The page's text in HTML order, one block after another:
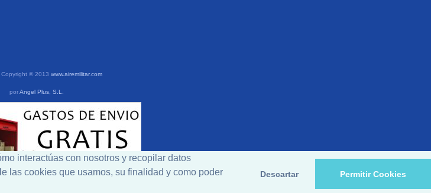
interactúas con nosotros y recopilar datos
las cookies que usamos, su finalidad y como poder
Descartar Permitir Cookies
Copyright © 2013 www.airemilitar.com
porAngel Plus, S.L.